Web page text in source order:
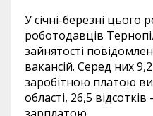
У січні-березні цього
роботодавців
зайнятості
вакансій. Серед них 9,2
заробітною платою
області, 26,5